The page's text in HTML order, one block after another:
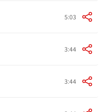
5:03
3:44
3:44